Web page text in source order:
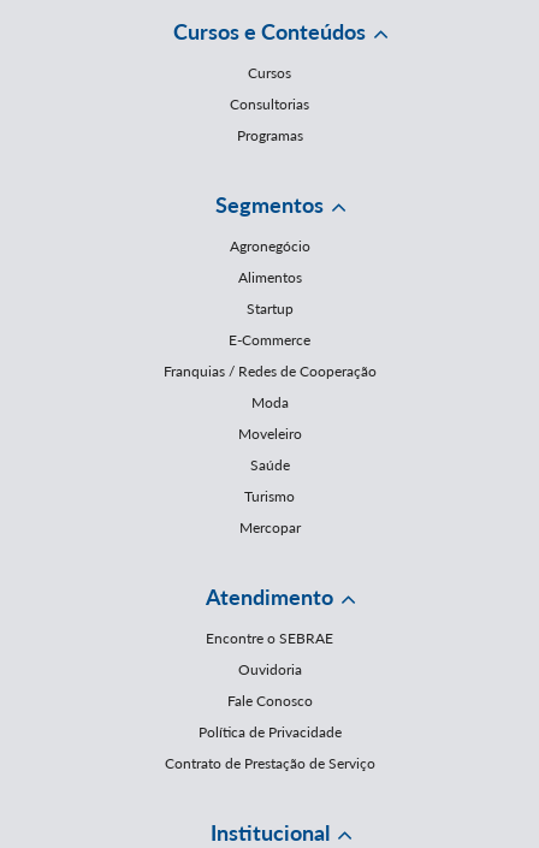
Cursos e Conteúdos
Cursos
Consultorias
Programas
Segmentos
Agronegócio
Alimentos
Startup
E-Commerce
Franquias / Redes de Cooperação
Moda
Moveleiro
Saúde
Turismo
Mercopar
Atendimento
Encontre o SEBRAE
Ouvidoria
Fale Conosco
Política de Privacidade
Contrato de Prestação de Serviço
Institucional